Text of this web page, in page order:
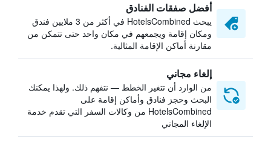
أفضل صفقات الفنادق
يبحث HotelsCombined في أكثر من 3 ملايين فندق
ومكان إقامة ويجمعهم في مكان واحد حتى تتمكن من
مقارنة أماكن الإقامة المثالية.
إلغاء مجاني
من الوارد أن تتغير الخطط — نتفهم ذلك. ولهذا يمكنك
البحث وحجز فنادق وأماكن إقامة على
HotelsCombined من وكالات السفر التي تقدم خدمة
الإلغاء المجاني